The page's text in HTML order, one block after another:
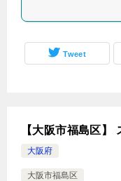
Tweet
【大阪市福島区
大阪府
大阪市福島区